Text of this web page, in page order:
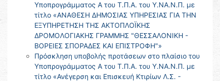
Υποπρογράμματος Α του Τ.Π.Α. του Υ.ΝΑ.Ν.Π. με
τίτλο «ΑΝΑΘΕΣΗ ΔΗΜΟΣΙΑΣ ΥΠΗΡΕΣΙΑΣ ΓΙΑ ΤΗΝ
ΕΞΥΠΗΡΕΤΗΣΗ ΤΗΣ ΑΚΤΟΠΛΟΪΚΗΣ
ΔΡΟΜΟΛΟΓΙΑΚΗΣ ΓΡΑΜΜΗΣ "ΘΕΣΣΑΛΟΝΙΚΗ -
ΒΟΡΕΙΕΣ ΣΠΟΡΑΔΕΣ ΚΑΙ ΕΠΙΣΤΡΟΦΗ"»
Πρόσκληση υποβολής προτάσεων στο πλαίσιο του
Υποπρογράμματος Α του Τ.Π.Α. του Υ.ΝΑ.Ν.Π. με
τίτλο «Ανέγερση και Επισκευή Κτιρίων Λ.Σ. -